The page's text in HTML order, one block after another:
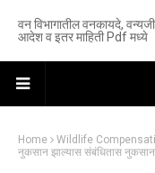
वन विभागातील वनकायदे,
आदेश व इतर माहिती Pdf मध्ये
Home Wildlife
नुकसान झाल्यास संबंधितास नुकसान